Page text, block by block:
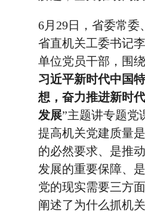
6月29日，省委常委
省直机关工委书记
单位党员干部，围
习近平新时代中国
想，奋力推进新时
发展”主题讲专题党
提高机关党建质量
的必然要求、是推
发展的重要保障、
党的现实需要三方
阐述了为什么抓机